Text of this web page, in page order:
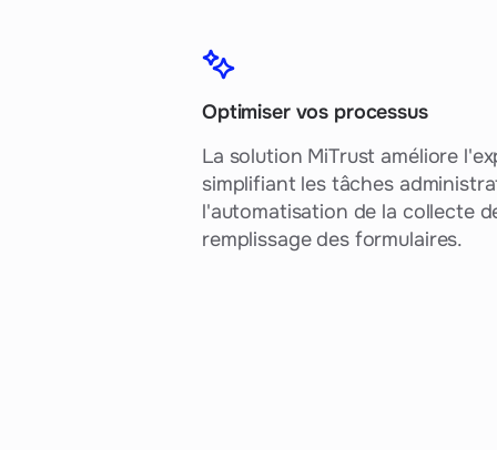
Optimiser vos processus
La solution MiTrust améliore
simplifiant les tâches
l'automatisation de la collecte
remplissage des formulaires.